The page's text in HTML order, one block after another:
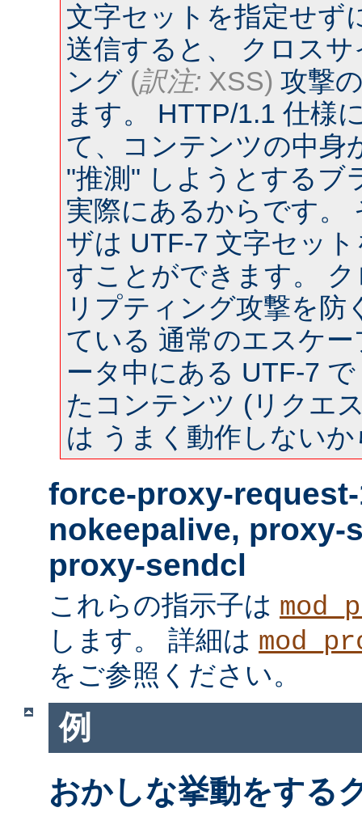
文字セットを指定せず
送信すると、 クロス
ング (訳注: XSS) 攻撃
ます。 HTTP/1.1 仕様
て、コンテンツの中身
"推測" しようとするブ
実際にあるからです。
ザは UTF-7 文字セッ
すことができます。
リプティング攻撃を防
ている 通常のエスケ
ータ中にある UTF-7
たコンテンツ (リクエ
は うまく動作しない
force-proxy-
nokeepalive, proxy-
proxy-sendcl
これらの指示子は
します。 詳細は
をご参照ください。
例
おかしな挙動をする